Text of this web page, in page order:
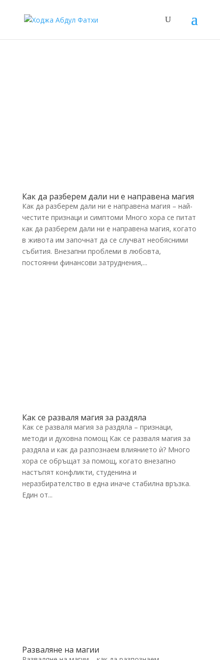
Как да разберем дали ни е направена магия
Как да разберем дали ни е направена магия – най-
честите признаци и симптоми Много хора се питат
как да разберем дали ни е направена магия, когато
в живота им започнат да се случват необясними
събития. Внезапни проблеми в любовта,
постоянни финансови затруднения,...
Как се разваля магия за раздяла
Как се разваля магия за раздяла – признаци,
методи и духовна помощ Как се разваля магия за
раздяла и как да разпознаем влиянието ѝ? Много
хора се обръщат за помощ, когато внезапно
настъпят конфликти, студенина и
неразбирателство в една иначе стабилна връзка.
Един от...
Разваляне на магии